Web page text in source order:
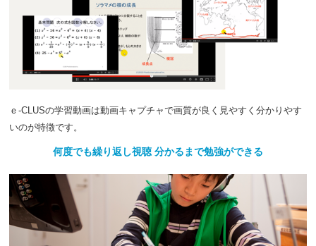
分詞「～された」の表現をマスター！
2019.10.18
【中３】位置エネルギーと運動エネルギー！エ
ネルギーを変換しても総量は保存されます！！
2019.10.16
度の計算は練習あるのみ！！
2019.10.15【中１】相手に「～しなさい」と指示する表
現、命令文を学習しよう！！
2019.10.14
【中３】公民 行政権と司法権、内閣と裁判
所 内閣の仕事、民事裁判と刑事裁判、三審制をマスタ
ｅ-CLUSの学習動画は動画キャプチャで画質が良く見やすく分かりやす
いのが特徴です。
何度でも繰り返し視聴 分かるまで勉強ができる